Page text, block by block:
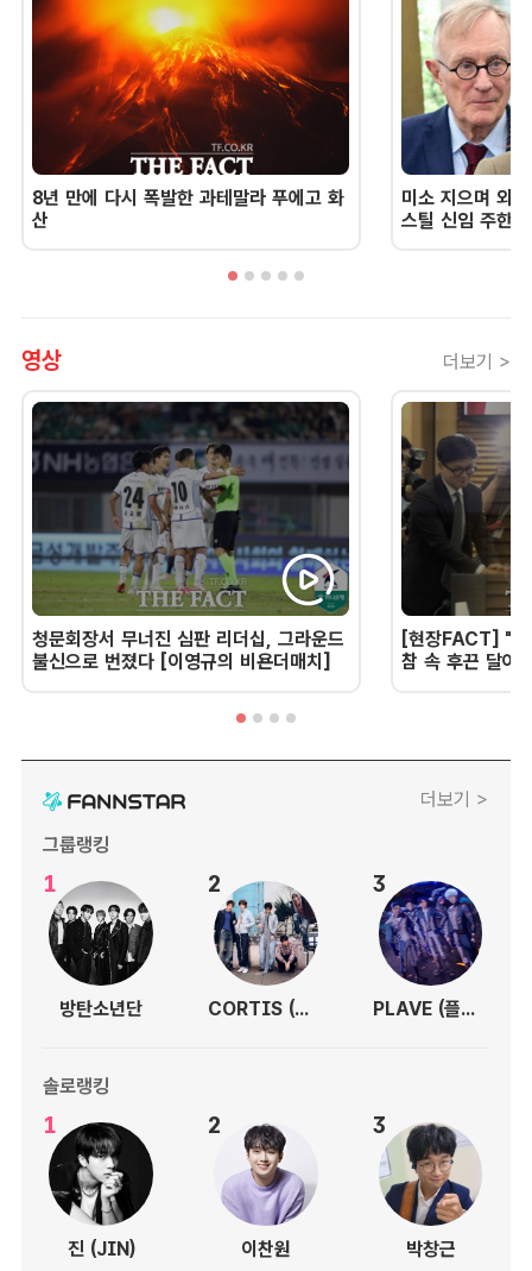
8년 만에 다시 폭발한 과테말라 푸에고 화
산
미소 지으며 외
스틸 신임 주한
영상 더보기 >
청문회장서 무너진 심판 리더십, 그라운드
불신으로 번졌다 [이영규의 비욘더매치]
[현장FACT] "한
참 속 후끈 달아
더보기 >
그룹랭킹
1
방탄소년단
2
CORTIS (코르티스)
3
PLAVE (플레이브)
솔로랭킹
1
진 (JIN)
2
이찬원
3
박창근